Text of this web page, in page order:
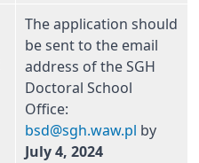
The application should
be sent to the email
address of the SGH
Doctoral School
bsd@sgh.waw.pl
July 4, 2024